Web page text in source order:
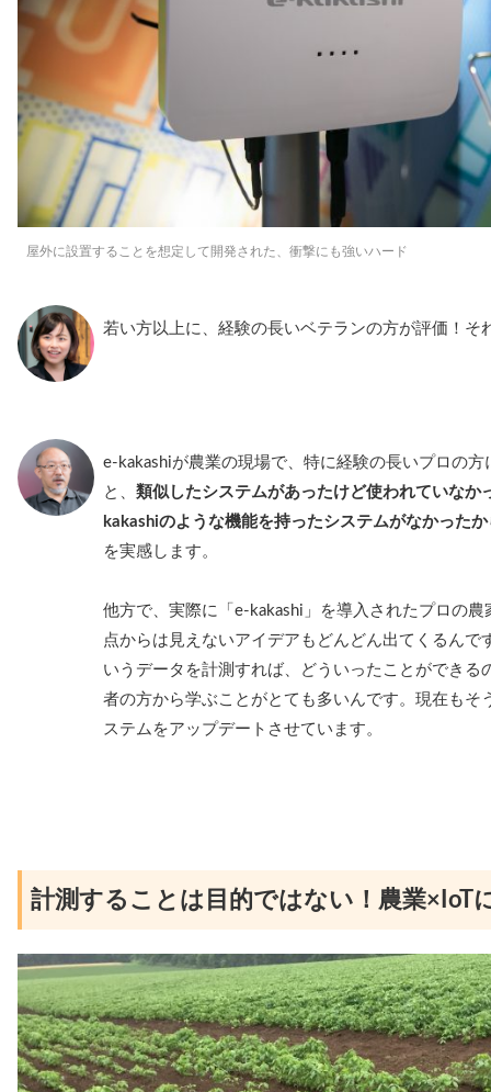
屋外に設置することを想定して開発された、衝撃にも強いハード
若い方以上に、経験の長いベテランの方が評価！そ
e-kakashiが農業の現場で、特に経験の長いプロの
と、 類似したシステムがあったけど使われていなか
kakashiのような機能を持ったシステムがなかった
を実感します。
他方で、実際に「e-kakashi」を導入されたプロの
点からは見えないアイデアもどんどん出てくるんで
いうデータを計測すれば、どういったことができる
者の方から学ぶことがとても多いんです。現在もそ
ステムをアップデートさせています。
計測することは目的ではない！農業×IoT